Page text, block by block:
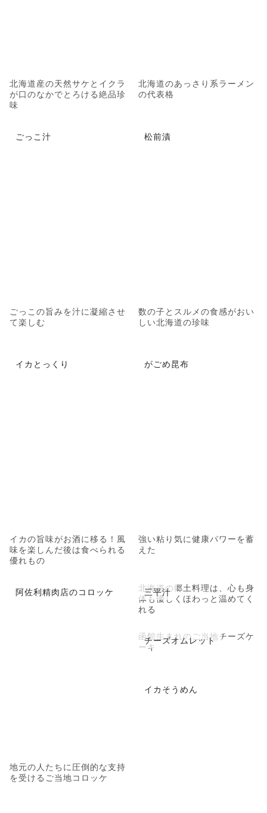
北海道産の天然サケとイクラ
が口のなかでとろける絶品珍
味
北海道のあっさり系ラーメン
の代表格
ごっこ汁
ごっこの旨みを汁に凝縮させ
て楽しむ
松前漬
数の子とスルメの食感がおい
しい北海道の珍味
イカとっくり
イカの旨味がお酒に移る！風
味を楽しんだ後は食べられる
優れもの
がごめ昆布
強い粘り気に健康パワーを蓄
えた
阿佐利精肉店のコロッケ
地元の人たちに圧倒的な支持
を受けるご当地コロッケ
三平汁
北海道の郷土料理は、心も身
体も優しくほわっと温めてく
れる
チーズオムレット
函館生まれのご当地チーズケ
ーキ
イカそうめん